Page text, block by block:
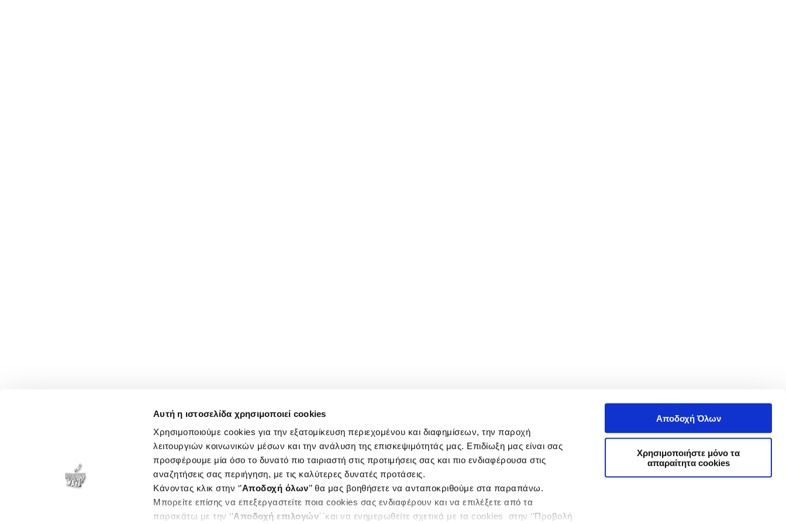
Αυτή η ιστοσελίδα χρησιμοποιεί cookies
Χρησιμοποιούμε cookies για την εξατομίκευση περιεχομένου και διαφημίσεων, την παροχή
λειτουργιών κοινωνικών μέσων και την ανάλυση της επισκεψιμότητάς μας. Επιδίωξη μας είναι σας
προσφέρουμε μία όσο το δυνατό πιο ταιριαστή στις προτιμήσεις σας και πιο ενδιαφέρουσα στις
αναζητήσεις σας περιήγηση, με τις καλύτερες δυνατές προτάσεις.
Κάνοντας κλικ στην ‘’Αποδοχή όλων’’ θα μας βοηθήσετε να ανταποκριθούμε στα παραπάνω.
Μπορείτε επίσης να επεξεργαστείτε ποια cookies σας ενδιαφέρουν και να επιλέξετε από τα
παρακάτω με την ‘’Αποδοχή επιλογών΄΄και να ενημερωθείτε σχετικά με τα cookies στην ‘’Προβολή
Αποδοχή Όλων
Χρησιμοποιήστε μόνο τα
απαραίτητα cookies